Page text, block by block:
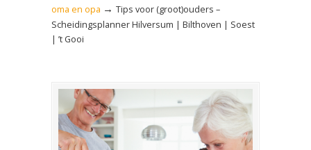
oma en opa → Tips voor (groot)ouders –
Scheidingsplanner Hilversum | Bilthoven | Soest
| ’t Gooi